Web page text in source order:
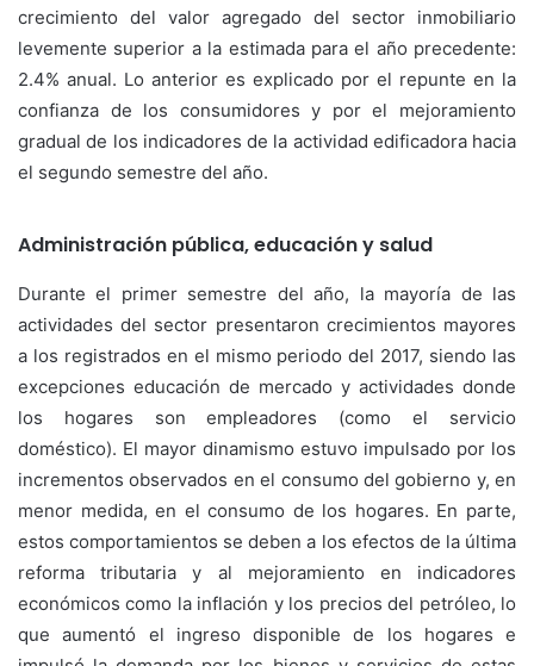
crecimiento del valor agregado del sector inmobiliario
levemente superior a la estimada para el año precedente:
2.4% anual. Lo anterior es explicado por el repunte en la
confianza de los consumidores y por el mejoramiento
gradual de los indicadores de la actividad edificadora hacia
el segundo semestre del año.
Administración pública, educación y salud
Durante el primer semestre del año, la mayoría de las
actividades del sector presentaron crecimientos mayores
a los registrados en el mismo periodo del 2017, siendo las
excepciones educación de mercado y actividades donde
los hogares son empleadores (como el servicio
doméstico). El mayor dinamismo estuvo impulsado por los
incrementos observados en el consumo del gobierno y, en
menor medida, en el consumo de los hogares. En parte,
estos comportamientos se deben a los efectos de la última
reforma tributaria y al mejoramiento en indicadores
económicos como la inflación y los precios del petróleo, lo
que aumentó el ingreso disponible de los hogares e